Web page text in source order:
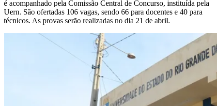
é acompanhado pela Comissão Central de Concurso, instituída pela
Uern. São ofertadas 106 vagas, sendo 66 para docentes e 40 para
técnicos. As provas serão realizadas no dia 21 de abril.